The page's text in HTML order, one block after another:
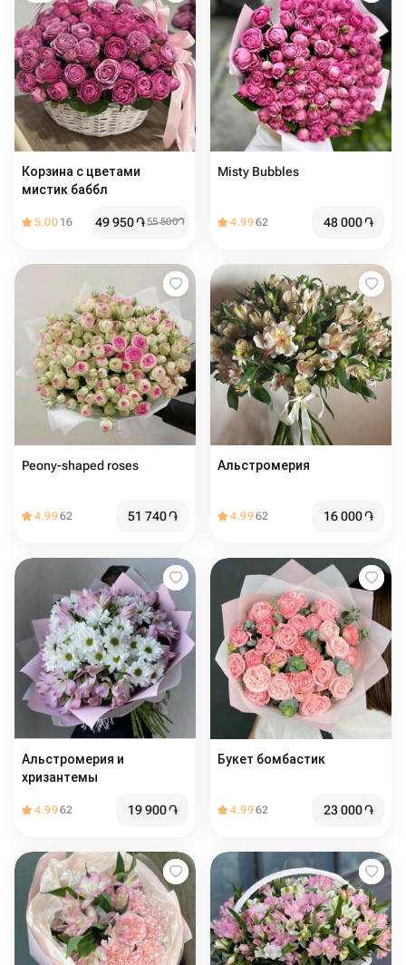
Корзина с цветами
мистик баббл
5.00 16 49 950֏55 500֏
Misty Bubbles
4.9962 48 000֏
Peony-shaped roses
4.9962 51 740֏
Альстромерия
4.9962 16 000֏
Альстромерия и
хризантемы
4.9962 19 900֏
Букет бомбастик
4.9962 23 000֏